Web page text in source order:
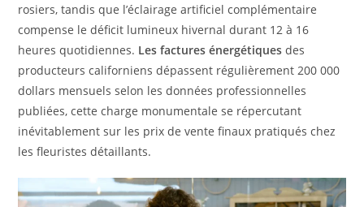
rosiers, tandis que l’éclairage artificiel complémentaire
compense le déficit lumineux hivernal durant 12 à 16
heures quotidiennes. Les factures énergétiques des
producteurs californiens dépassent régulièrement 200 000
dollars mensuels selon les données professionnelles
publiées, cette charge monumentale se répercutant
inévitablement sur les prix de vente finaux pratiqués chez
les fleuristes détaillants.